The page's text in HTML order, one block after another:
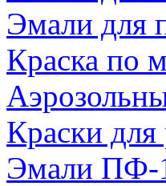
Эмали для
Краска по
Краски для
Эмали ПФ-